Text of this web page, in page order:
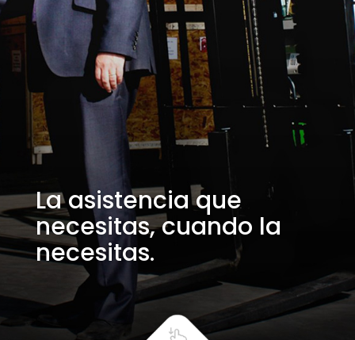
La asistencia que
necesitas, cuando la
necesitas.